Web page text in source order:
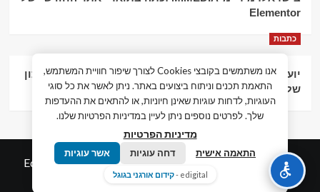
Elementor
כתבות
יועץ עסקי וליווי פיננסי – הדרך לצמיחה כלכלית וניהול נכון
של העסק
© כל הזכויות שמורות חדשות המאה ה-21 |
Edigital.co.ilby
אלימלך דיגיטל.
אנו משתמשים בקובצי Cookies לצורך שיפור חוויית המשתמש,
התאמת תכנים וניתוח ביצועים באתר. ניתן לאשר את כל סוגי
העוגיות, לדחות עוגיות שאינן חיוניות, או להתאים את ההעדפות
שלך. לפרטים נוספים ניתן לעיין במדיניות הפרטיות שלנו.
מדיניות הפרטיות
התאמה אישית דחה עוגיות אשר עוגיות
edigital - קידום אורגני בגוגל